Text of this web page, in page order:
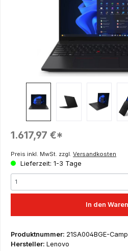
Regulärer Preis:
1.617,97 €*
Preis inkl. MwSt. zzgl. Versandkosten
Lieferzeit: 1-3 Tage
In den
Produktnummer: 21SA004BGE-
Hersteller: Lenovo